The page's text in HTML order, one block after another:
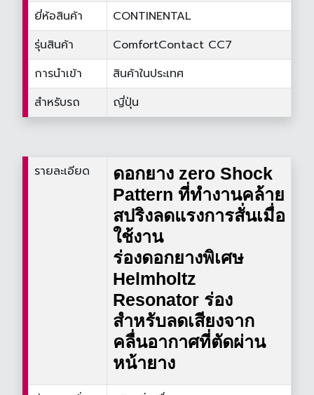
ยี่ห้อสินค้า
CONTINENTAL
รุ่นสินค้า
ComfortContact CC7
การนำเข้า
สินค้าในประเทศ
สำหรับรถ
ญี่ปุ่น
รายละเอียด
ดอกยาง zero Shock
Pattern ที่ทำงานคล้าย
สปริงลดแรงการสั่นเมื่อ
ใช้งาน
ร่องดอกยางพิเศษ
Helmholtz
Resonator ร่อง
สำหรับลดเสียงจาก
คลื่นอากาศที่ตัดผ่าน
หน้ายาง